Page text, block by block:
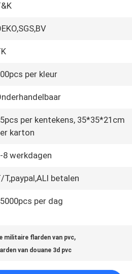
per kleur
per kentekens, 35*35*21cm
karton
8 werkdagen
T,paypal,ALI betalen
per dag
militaire flarden van pvc,
van douane 3d pvc